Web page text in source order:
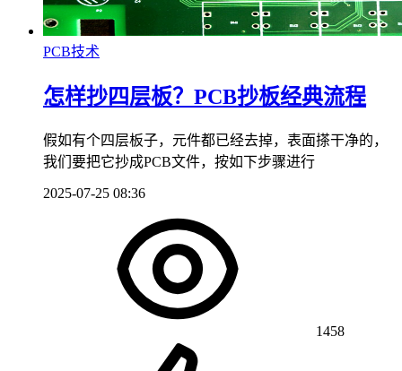
PCB技术
怎样抄四层板？PCB抄板经典流程
假如有个四层板子，元件都已经去掉，表面搽干净的，
我们要把它抄成PCB文件，按如下步骤进行
2025-07-25 08:36
1458